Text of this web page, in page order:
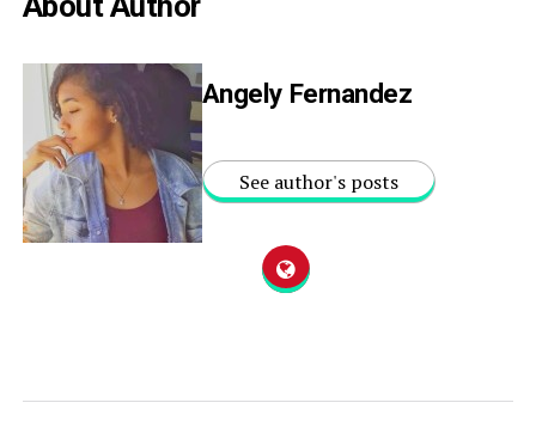
Angely Fernandez
See author's posts